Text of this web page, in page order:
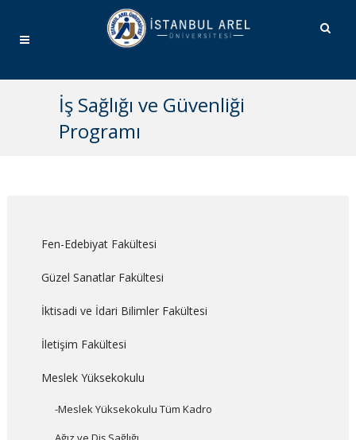
İş Sağlığı ve Güvenliği
Programı
Fen-Edebiyat Fakültesi
Güzel Sanatlar Fakültesi
İktisadi ve İdari Bilimler Fakültesi
İletişim Fakültesi
Meslek Yüksekokulu
-Meslek Yüksekokulu Tüm Kadro